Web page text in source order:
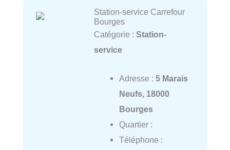
Station-service Carrefour
Bourges
Catégorie : Station-
service
Adresse : 5 Marais
Neufs, 18000
Bourges
Quartier :
Téléphone :